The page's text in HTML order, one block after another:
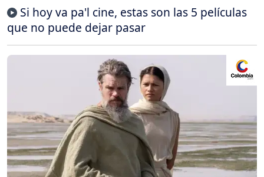
Si hoy va pa'l cine, estas son las 5 películas
que no puede dejar pasar